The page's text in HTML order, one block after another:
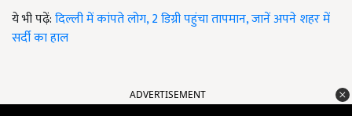
ये भी पढ़ें:दिल्ली में कांपते लोग, 2 डिग्री पहुंचा तापमान, जानें अपने शहर में
सर्दी का हाल
ADVERTISEMENT